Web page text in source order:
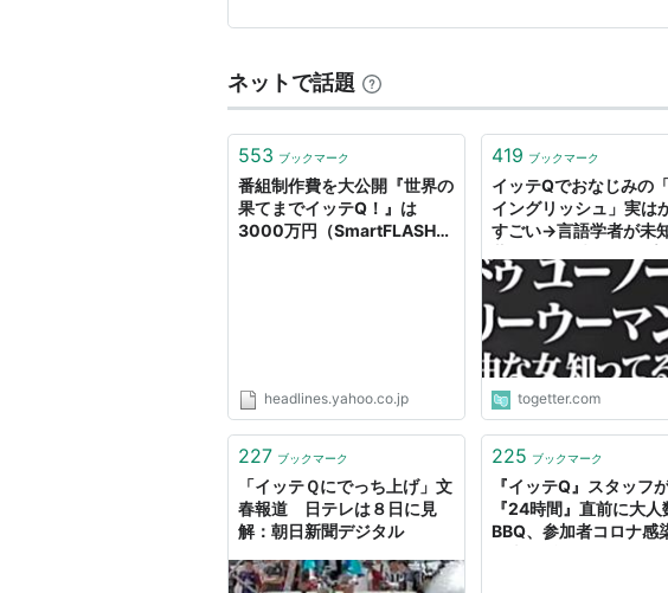
ネットで話題
553 ブックマーク
番組制作費を大公開『世界の
果てまでイッテQ！』は
3000万円（SmartFLASH）
headlines.yahoo.co.jp
419 ブックマーク
イッテQでおなじみの
イングリッシュ」実は
すごい→言語学者が未
を踏んでいた
togetter.com
227 ブックマーク
「イッテＱにでっち上げ」文
春報道 日テレは８日に見
解：朝日新聞デジタル
225 ブックマーク
『イッテQ』スタッフ
『24時間』直前に大人
BBQ、参加者コロナ感